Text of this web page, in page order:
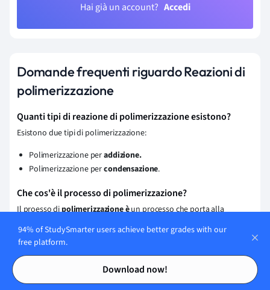
Contents
Contents
Hai già un account? Accedi
Domande frequenti riguardo Reazioni di
polimerizzazione
Quanti tipi di reazione di polimerizzazione esistono?
Esistono due tipi di polimerizzazione:
Polimerizzazione peraddizione.
Polimerizzazione percondensazione.
Che cos'è il processo di polimerizzazione?
Il proesso dipolimerizzazione èun processo che porta alla
formazione di una catena polimerica, ovvero di una molecola
costituita da molte parti uguali che si ripetono in sequenza, a
94% of StudySmarter users achieve better grades with our
free platform.
Download now!